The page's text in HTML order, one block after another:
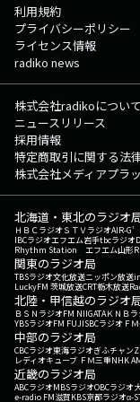
利用規約
プライバシーポリシー
ライセンス情報
radiko news
株式会社radikoについて
ニュースリリース
採用情報
特定商取引に関する法
株式会社メディアプラ
北海道・東北のラジオ
ＨＢＣラジオＳＴＶラジオAIR-G'
IBCラジオエフエム岩手tbcラジオ
Rhythm Station エフエム山形
関東のラジオ局
TBSラジオ文化放送ニッポン放送
LuckyFM 茨城放送CRT栃木放送
北陸・甲信越のラジオ
ＢＳＮラジオFM NIIGATAＫＮＢ
YBSラジオFM FUJISBCラジオ Ｆ
中部のラジオ局
CBCラジオ東海ラジオぎふチャン
レディオキューブ ＦＭ三重NHK
近畿のラジオ局
ABCラジオMBSラジオOBCラジオ
e-radio FM滋賀KBS京都ラジオα-